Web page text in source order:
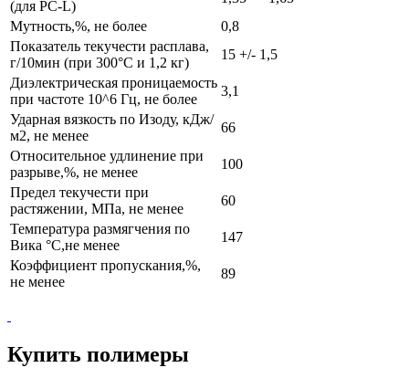
(для PC-L)
Мутность,%, не более
0,8
Показатель текучести расплава,
г/10мин (при 300°С и 1,2 кг)
15 +/- 1,5
Диэлектрическая проницаемость
при частоте 10^6 Гц, не более
3,1
Ударная вязкость по Изоду, кДж/
м2, не менее
66
Относительное удлинение при
разрыве,%, не менее
100
Предел текучести при
растяжении, МПа, не менее
60
Температура размягчения по
Вика °С,не менее
147
Коэффициент пропускания,%,
не менее
89
Купить полимеры